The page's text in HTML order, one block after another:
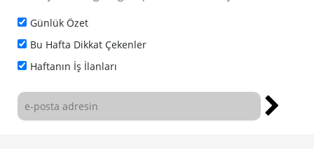
Günlük Özet
Bu Hafta Dikkat Çekenler
Haftanın İş İlanları